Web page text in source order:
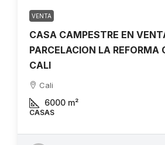
VENTA
CASA CAMPESTRE EN
PARCELACION LA REFORMA
CALI
Cali
6000 m²
CASAS